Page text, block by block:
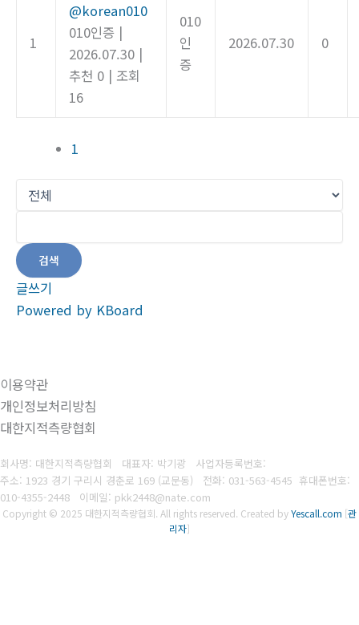
1
@korean010
010인증 |
2026.07.30 |
추천 0 | 조회
16
010
인
증
2026.07.30 0
1
검색
글쓰기
Powered by KBoard
이용약관
개인정보처리방침
대한지적측량협회
회사명: 대한지적측량협회 대표자: 박기광 사업자등록번호:
주소: 1923 경기 구리시 경춘로 169 (교문동) 전화: 031-563-4545 휴대폰번호:
010-4355-2448 이메일: pkk2448@nate.com
Copyright © 2025 대한지적측량협회. All rights reserved. Created byYescall.com [관
리자]